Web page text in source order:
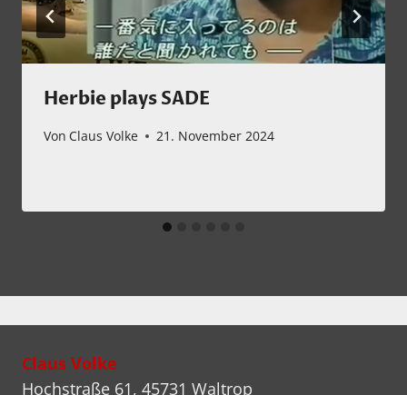
Herbie plays SADE
Von Claus Volke 21. November 2024
Claus Volke
Hochstraße 61, 45731 Waltrop